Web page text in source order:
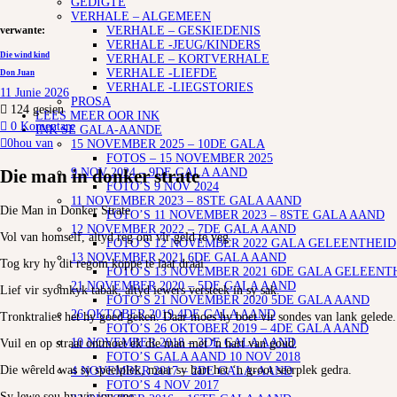
VERHALE – ALGEMEEN
VERHALE – GESKIEDENIS
VERHALE -JEUG/KINDERS
VERHALE – KORTVERHALE
VERHALE -LIEFDE
VERHALE -LIEGSTORIES
PROSA
LEES MEER OOR INK
INK SE GALA-AANDE
15 NOVEMBER 2025 – 10DE GALA
FOTOS – 15 NOVEMBER 2025
9 NOV 2024 – 9DE GALA AAND
FOTO’S 9 NOV 2024
11 NOVEMBER 2023 – 8STE GALA AAND
FOTO’S 11 NOVEMBER 2023 – 8STE GALA AAND
12 NOVEMBER 2022 – 7DE GALA AAND
FOTO’S 12 NOVEMBER 2022 GALA GELEENTHEID
13 NOVEMBER 2021 6DE GALA AAND
FOTO’S 13 NOVEMBER 2021 6DE GALA
21 NOVEMBER 2020 – 5DE GALA AAND
FOTO’S 21 NOVEMBER 2020 5DE GALA AAND
26 OKTOBER 2019 4DE GALA AAND
FOTO’S 26 OKTOBER 2019 – 4DE GALA AAND
10 NOVEMBER 2018 – 3DE GALA AAND
FOTO’S GALA AAND 10 NOV 2018
4 NOVEMBER 2017 – 2DE GALA-AAND
FOTO’S 4 NOV 2017
verwante:
Die wind kind
Don Juan
11 Junie 2026
124 gesien
0 Komentare
0hou van
Die man in donker strate
Die Man in Donker Strate
Vol van homself, altyd reg om vir geld te veg.
Tog kry hy dit regom koppe te laat draai.
Lief vir syomkyk tabak, altyd iewers versteek in sy sak.
Tronktralies het hy goed geken. Daar moes hy boet vir sondes van lank gelede.
Vuil en op straat ontmoet ek die man met ‘n hart van goud.
Die wêreld was sy speelplek, maar sy hart het ‘n groot seerplek gedra.